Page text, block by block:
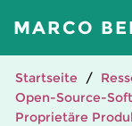
MARCO
Startseite
Open-Source-
Proprietäre